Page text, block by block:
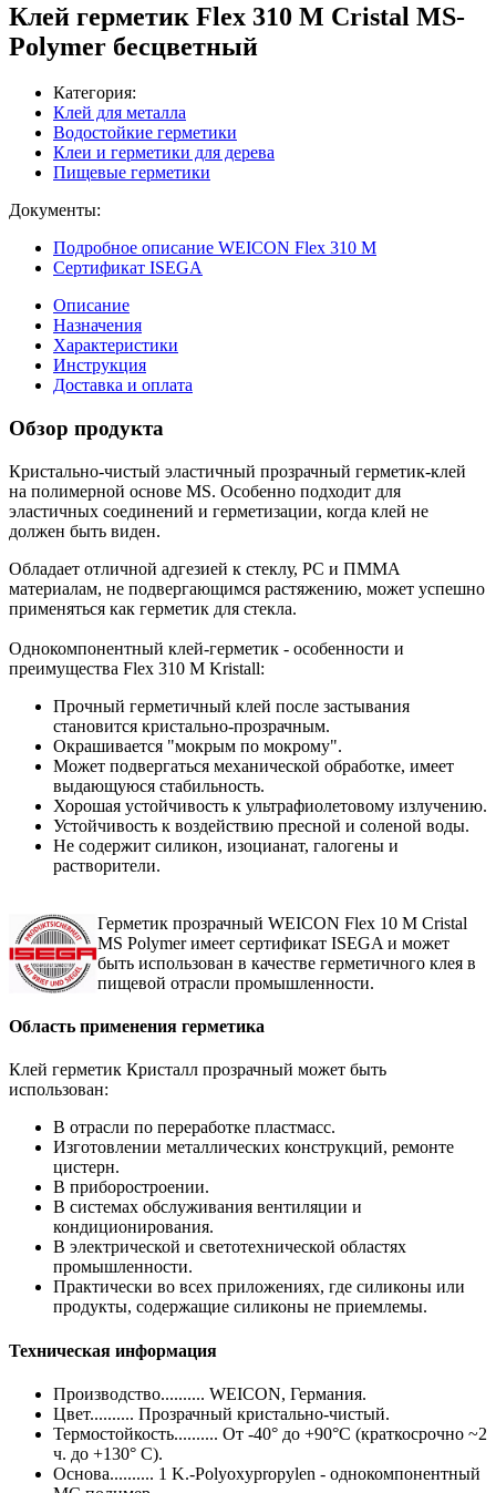
Клей герметик Flex 310 M Cristal MS-
Polymer бесцветный
Категория:
Клей для металла
Водостойкие герметики
Клеи и герметики для дерева
Пищевые герметики
Документы:
Подробное описание WEICON Flex 310 M
Сертификат ISEGA
Описание
Назначения
Характеристики
Инструкция
Доставка и оплата
Обзор продукта
Кристально-чистый эластичный прозрачный герметик-клей
на полимерной основе MS. Особенно подходит для
эластичных соединений и герметизации, когда клей не
должен быть виден.
Обладает отличной адгезией к стеклу, PC и ПММА
материалам, не подвергающимся растяжению, может успешно
применяться как герметик для стекла.
Однокомпонентный клей-герметик - особенности и
преимущества Flex 310 M Kristall:
Прочный герметичный клей после застывания
становится кристально-прозрачным.
Окрашивается "мокрым по мокрому".
Может подвергаться механической обработке, имеет
выдающуюся стабильность.
Хорошая устойчивость к ультрафиолетовому излучению.
Устойчивость к воздействию пресной и соленой воды.
Не содержит силикон, изоцианат, галогены и
растворители.
Герметик прозрачный WEICON Flex 10 M Cristal
MS Polymer имеет сертификат ISEGA и может
быть использован в качестве герметичного клея в
пищевой отрасли промышленности.
Область применения герметика
Клей герметик Кристалл прозрачный может быть
использован:
В отрасли по переработке пластмасс.
Изготовлении металлических конструкций, ремонте
цистерн.
В приборостроении.
В системах обслуживания вентиляции и
кондиционирования.
В электрической и светотехнической областях
промышленности.
Практически во всех приложениях, где силиконы или
продукты, содержащие силиконы не приемлемы.
Техническая информация
Производство.......... WEICON, Германия.
Цвет.......... Прозрачный кристально-чистый.
Термостойкость.......... От -40° до +90°С (краткосрочно ~2
ч. до +130° С).
Основа.......... 1 K.-Polyoxypropylen - однокомпонентный